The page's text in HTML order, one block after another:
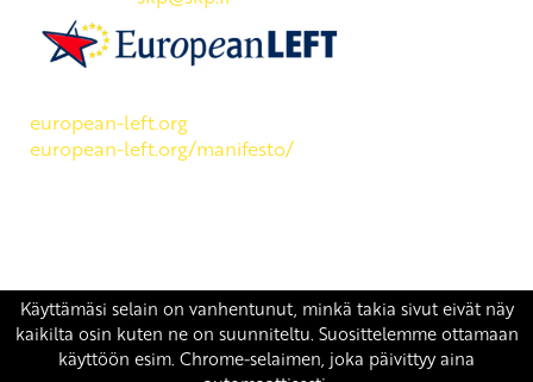
european-left.org
european-left.org/manifesto/
Copyright 2026 © SKP| Tietosuojaseloste